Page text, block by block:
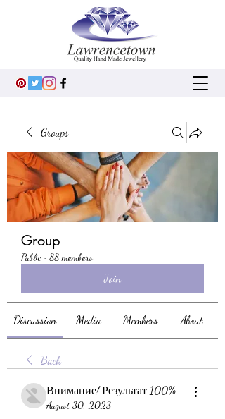
Groups
Group
Public · 88 members
Join
Discussion Media Members About
Back
Внимание! Результат 100%
August 30, 2023